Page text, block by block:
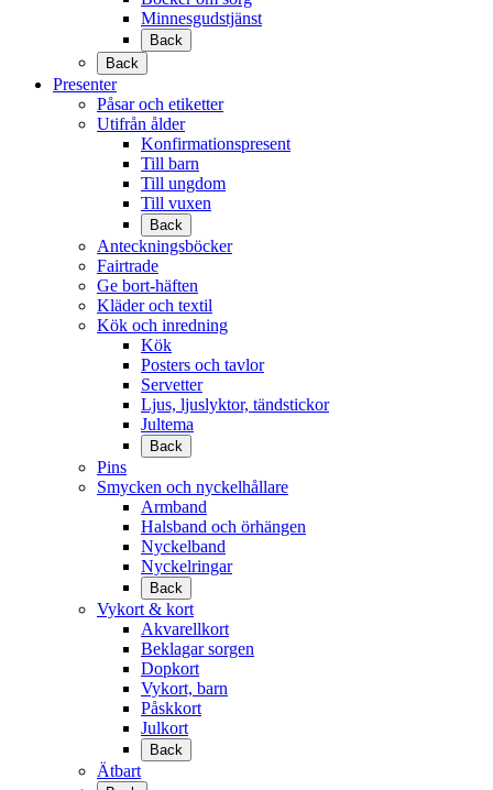
Minnesgudstjänst
Back
Back
Presenter
Påsar och etiketter
Utifrån ålder
Konfirmationspresent
Till barn
Till ungdom
Till vuxen
Back
Anteckningsböcker
Fairtrade
Ge bort-häften
Kläder och textil
Kök och inredning
Kök
Posters och tavlor
Servetter
Ljus, ljuslyktor, tändstickor
Jultema
Back
Pins
Smycken och nyckelhållare
Armband
Halsband och örhängen
Nyckelband
Nyckelringar
Back
Vykort & kort
Akvarellkort
Beklagar sorgen
Dopkort
Vykort, barn
Påskkort
Julkort
Back
Ätbart